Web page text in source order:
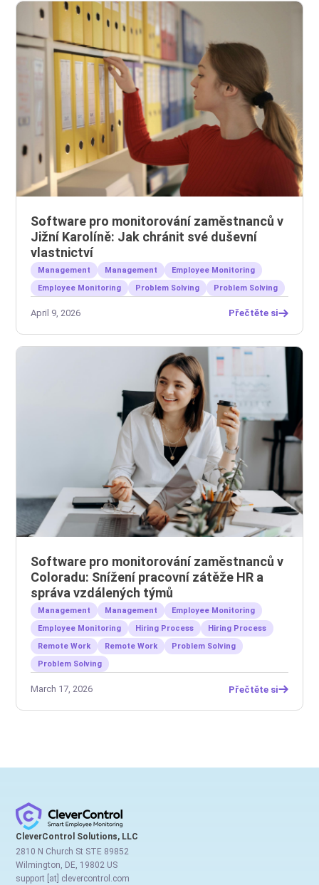
Software pro monitorování zaměstnanců v
Jižní Karolíně: Jak chránit své duševní
vlastnictví
Management Management
Employee Monitoring
Employee Monitoring
Problem Solving Problem Solving
April 9, 2026 Přečtěte si
Software pro monitorování zaměstnanců v
Coloradu: Snížení pracovní zátěže HR a
správa vzdálených týmů
Management Management
Employee Monitoring
Employee Monitoring
Hiring Process
Hiring Process
Remote Work
Remote Work
Problem Solving
Problem Solving
March 17, 2026 Přečtěte si
CleverControl Solutions, LLC
2810 N Church St STE 89852
Wilmington, DE, 19802 US
support [at] clevercontrol.com